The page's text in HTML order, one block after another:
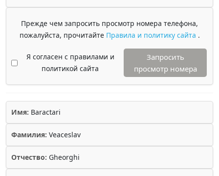
Прежде чем запросить просмотр номера телефона,
пожалуйста, прочитайте Правила и политику сайта .
Я согласен с правилами и
политикой сайта
Запросить
просмотр номера
Имя: Baractari
Фамилия: Veaceslav
Отчество: Gheorghi